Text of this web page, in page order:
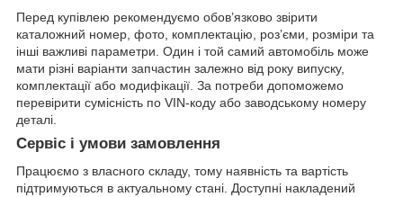
Перед купівлею рекомендуємо обов’язково звірити
каталожний номер, фото, комплектацію, роз’єми, розміри та
інші важливі параметри. Один і той самий автомобіль може
мати різні варіанти запчастин залежно від року випуску,
комплектації або модифікації. За потреби допоможемо
перевірити сумісність по VIN-коду або заводському номеру
деталі.
Сервіс і умови замовлення
Працюємо з власного складу, тому наявність та вартість
підтримуються в актуальному стані. Доступні накладений